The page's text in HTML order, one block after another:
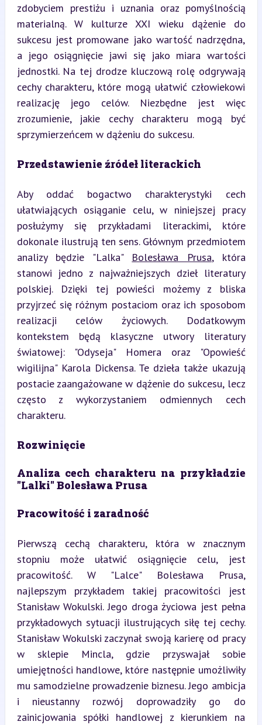
zdobyciem prestiżu i uznania oraz pomyślnością
materialną. W kulturze XXI wieku dążenie do
sukcesu jest promowane jako wartość nadrzędna,
a jego osiągnięcie jawi się jako miara wartości
jednostki. Na tej drodze kluczową rolę odgrywają
cechy charakteru, które mogą ułatwić człowiekowi
realizację jego celów. Niezbędne jest więc
zrozumienie, jakie cechy charakteru mogą być
sprzymierzeńcem w dążeniu do sukcesu.
Przedstawienie źródeł literackich
Aby oddać bogactwo charakterystyki cech
ułatwiających osiąganie celu, w niniejszej pracy
posłużymy się przykładami literackimi, które
dokonale ilustrują ten sens. Głównym przedmiotem
analizy będzie "Lalka" Bolesława Prusa, która
stanowi jedno z najważniejszych dzieł literatury
polskiej. Dzięki tej powieści możemy z bliska
przyjrzeć się różnym postaciom oraz ich sposobom
realizacji celów życiowych. Dodatkowym
kontekstem będą klasyczne utwory literatury
światowej: "Odyseja" Homera oraz "Opowieść
wigilijna" Karola Dickensa. Te dzieła także ukazują
postacie zaangażowane w dążenie do sukcesu, lecz
często z wykorzystaniem odmiennych cech
charakteru.
Rozwinięcie
Analiza cech charakteru na przykładzie
"Lalki" Bolesława Prusa
Pracowitość i zaradność
Pierwszą cechą charakteru, która w znacznym
stopniu może ułatwić osiągnięcie celu, jest
pracowitość. W "Lalce" Bolesława Prusa,
najlepszym przykładem takiej pracowitości jest
Stanisław Wokulski. Jego droga życiowa jest pełna
przykładowych sytuacji ilustrujących siłę tej cechy.
Stanisław Wokulski zaczynał swoją karierę od pracy
w sklepie Mincla, gdzie przyswajał sobie
umiejętności handlowe, które następnie umożliwiły
mu samodzielne prowadzenie biznesu. Jego ambicja
i nieustanny rozwój doprowadziły go do
zainicjowania spółki handlowej z kierunkiem na